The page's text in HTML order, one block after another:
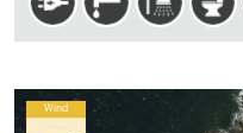
Wind